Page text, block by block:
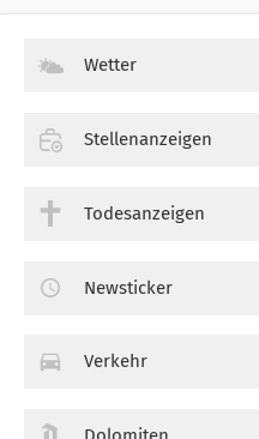
Wetter
Stellenanzeigen
Todesanzeigen
Newsticker
Verkehr